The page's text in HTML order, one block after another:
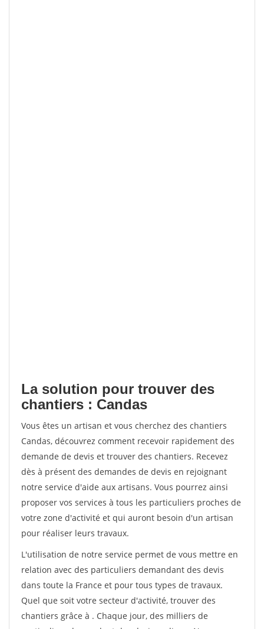
La solution pour trouver des
chantiers : Candas
Vous êtes un artisan et vous cherchez des chantiers
Candas, découvrez comment recevoir rapidement des
demande de devis et trouver des chantiers. Recevez
dès à présent des demandes de devis en rejoignant
notre service d'aide aux artisans. Vous pourrez ainsi
proposer vos services à tous les particuliers proches de
votre zone d'activité et qui auront besoin d'un artisan
pour réaliser leurs travaux.
L'utilisation de notre service permet de vous mettre en
relation avec des particuliers demandant des devis
dans toute la France et pour tous types de travaux.
Quel que soit votre secteur d'activité, trouver des
chantiers grâce à . Chaque jour, des milliers de